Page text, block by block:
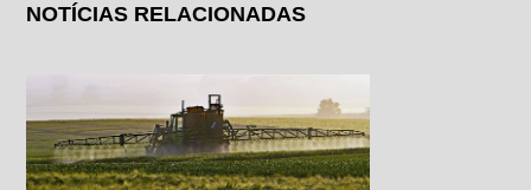
NOTÍCIAS RELACIONADAS